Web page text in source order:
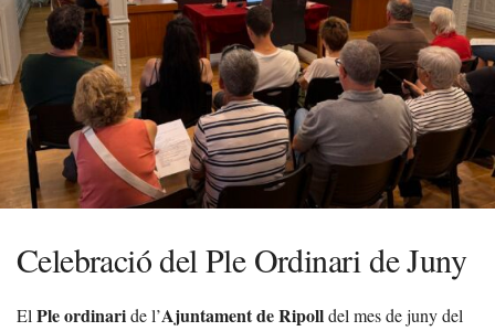
Celebració del Ple Ordinari de Juny
El Ple ordinaride l’Ajuntament de Ripolldel mes de juny del